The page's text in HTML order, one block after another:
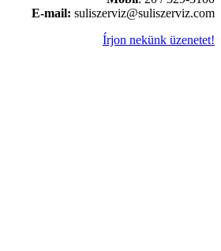
E-mail: suliszerviz@suliszerviz.com
Írjon nekünk üzenetet!